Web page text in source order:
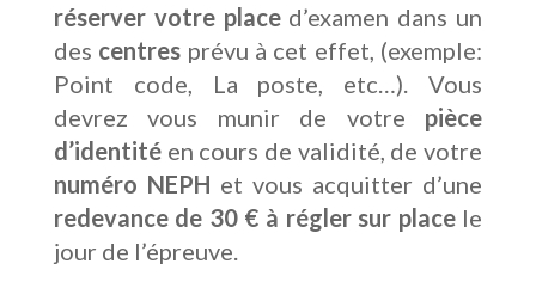
réserver votre placed’examen dans un
des centres prévu à cet effet, (exemple:
Point code, La poste, etc…). Vous
devrez vous munir de votre pièce
d’identitéen cours de validité, de votre
numéro NEPH et vous acquitter d’une
redevance de 30 € à régler sur placele
jour de l’épreuve.